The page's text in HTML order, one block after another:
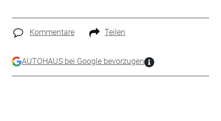
Kommentare Teilen
AUTOHAUS bei Google bevorzugen